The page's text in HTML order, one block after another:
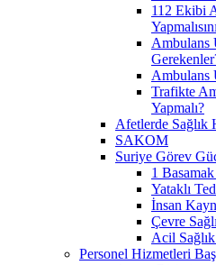
112 Ekibi
Ambulans
Ambulans
Trafikte
Yapmalı?
Afetlerde Sağlık
SAKOM
Suriye Görev
1
Yataklı
İnsan
Çevre
Acil
Personel Hizmetleri